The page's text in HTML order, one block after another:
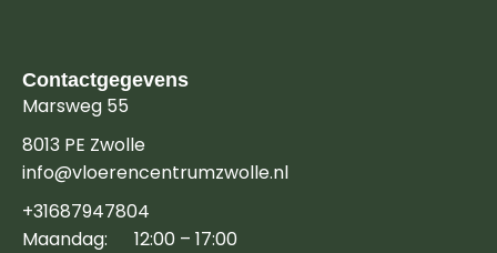
Contactgegevens
Marsweg 55
8013 PE Zwolle
info@vloerencentrumzwolle.nl
+31687947804
Maandag: 12:00 – 17:00